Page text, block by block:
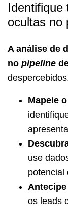
Identifique
ocultas no
A análise de
no pipeline
Mapeie
use
potencial
os leads